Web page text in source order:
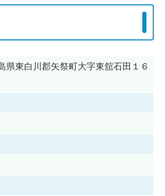
県東白川郡矢祭町大字東舘石田１６